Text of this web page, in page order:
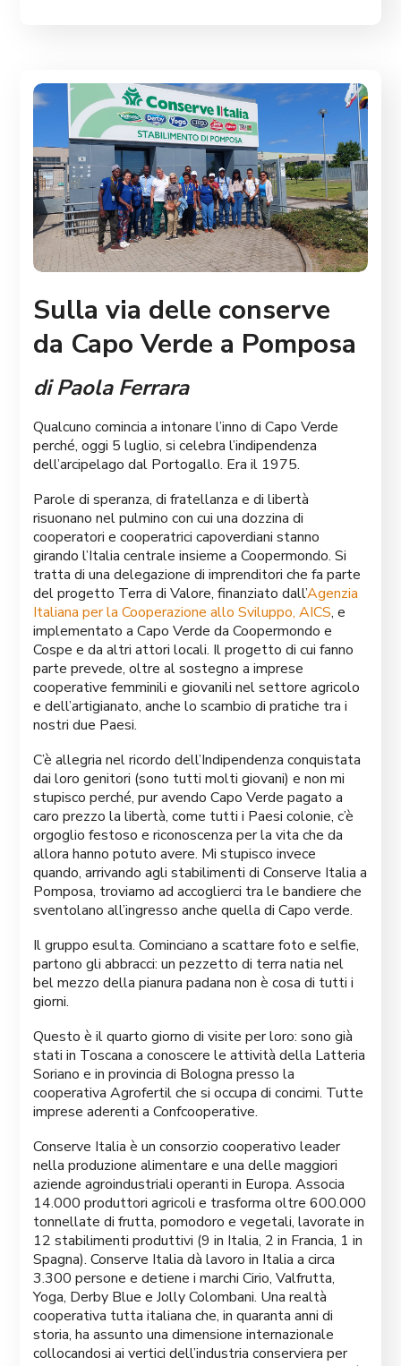
Sulla via delle conserve
da Capo Verde a Pomposa
di Paola Ferrara
Qualcuno comincia a intonare l’inno di Capo Verde
perché, oggi 5 luglio, si celebra l’indipendenza
dell’arcipelago dal Portogallo. Era il 1975.
Parole di speranza, di fratellanza e di libertà
risuonano nel pulmino con cui una dozzina di
cooperatori e cooperatrici capoverdiani stanno
girando l’Italia centrale insieme a Coopermondo. Si
tratta di una delegazione di imprenditori che fa parte
del progetto Terra di Valore, finanziato dall’Agenzia
Italiana per la Cooperazione allo Sviluppo, AICS, e
implementato a Capo Verde da Coopermondo e
Cospe e da altri attori locali. Il progetto di cui fanno
parte prevede, oltre al sostegno a imprese
cooperative femminili e giovanili nel settore agricolo
e dell’artigianato, anche lo scambio di pratiche tra i
nostri due Paesi.
C’è allegria nel ricordo dell’Indipendenza conquistata
dai loro genitori (sono tutti molti giovani) e non mi
stupisco perché, pur avendo Capo Verde pagato a
caro prezzo la libertà, come tutti i Paesi colonie, c’è
orgoglio festoso e riconoscenza per la vita che da
allora hanno potuto avere. Mi stupisco invece
quando, arrivando agli stabilimenti di Conserve Italia a
Pomposa, troviamo ad accoglierci tra le bandiere che
sventolano all’ingresso anche quella di Capo verde.
Il gruppo esulta. Cominciano a scattare foto e selfie,
partono gli abbracci: un pezzetto di terra natia nel
bel mezzo della pianura padana non è cosa di tutti i
giorni.
Questo è il quarto giorno di visite per loro: sono già
stati in Toscana a conoscere le attività della Latteria
Soriano e in provincia di Bologna presso la
cooperativa Agrofertil che si occupa di concimi. Tutte
imprese aderenti a Confcooperative.
Conserve Italia è un consorzio cooperativo leader
nella produzione alimentare e una delle maggiori
aziende agroindustriali operanti in Europa. Associa
14.000 produttori agricoli e trasforma oltre 600.000
tonnellate di frutta, pomodoro e vegetali, lavorate in
12 stabilimenti produttivi (9 in Italia, 2 in Francia, 1 in
Spagna). Conserve Italia dà lavoro in Italia a circa
3.300 persone e detiene i marchi Cirio, Valfrutta,
Yoga, Derby Blue e Jolly Colombani. Una realtà
cooperativa tutta italiana che, in quaranta anni di
storia, ha assunto una dimensione internazionale
collocandosi ai vertici dell’industria conserviera per